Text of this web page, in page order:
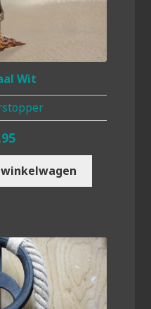
Wit